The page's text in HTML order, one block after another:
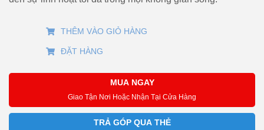
THÊM VÀO GIỎ HÀNG
ĐẶT HÀNG
MUA NGAY
Giao Tận Nơi Hoặc Nhận Tại Cửa Hàng
TRẢ GÓP QUA THẺ